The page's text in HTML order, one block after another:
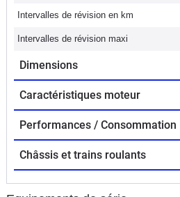
Intervalles de révision en km
Intervalles de révision maxi
Dimensions
Caractéristiques moteur
Performances / Consommation
Châssis et trains roulants